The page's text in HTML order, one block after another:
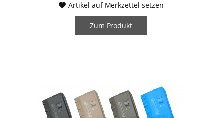
Artikel auf Merkzettel setzen
Zum Produkt